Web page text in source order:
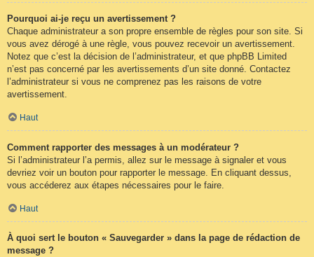
Pourquoi ai-je reçu un avertissement ?
Chaque administrateur a son propre ensemble de règles pour son site. Si
vous avez dérogé à une règle, vous pouvez recevoir un avertissement.
Notez que c’est la décision de l’administrateur, et que phpBB Limited
n’est pas concerné par les avertissements d’un site donné. Contactez
l’administrateur si vous ne comprenez pas les raisons de votre
avertissement.
Haut
Comment rapporter des messages à un modérateur ?
Si l’administrateur l’a permis, allez sur le message à signaler et vous
devriez voir un bouton pour rapporter le message. En cliquant dessus,
vous accéderez aux étapes nécessaires pour le faire.
Haut
À quoi sert le bouton « Sauvegarder » dans la page de rédaction de
message ?